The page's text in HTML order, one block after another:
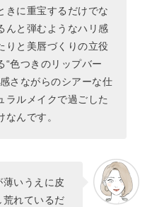
きに重宝するだけでな
んと弾むようなハリ感
りと美唇づくりの立役
“色つきのリップバー
さながらのシアーな仕
ラルメイクで過ごした
んです。
いうえに皮
荒れているだ